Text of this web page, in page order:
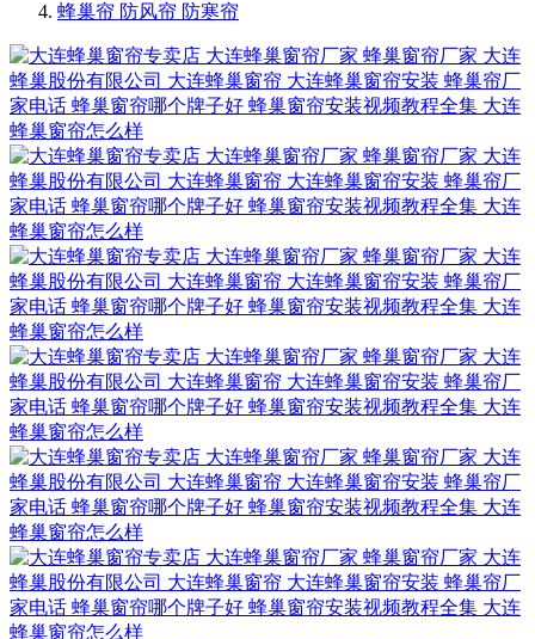
蜂巢帘 防风帘 防寒帘